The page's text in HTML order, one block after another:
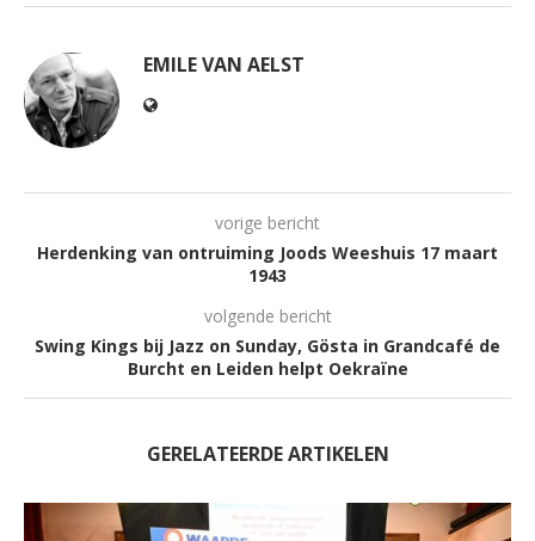
EMILE VAN AELST
vorige bericht
Herdenking van ontruiming Joods Weeshuis 17 maart
1943
volgende bericht
Swing Kings bij Jazz on Sunday, Gösta in Grandcafé de
Burcht en Leiden helpt Oekraïne
GERELATEERDE ARTIKELEN